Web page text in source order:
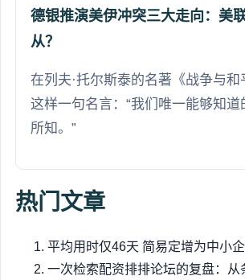
德银推演美伊冲突三大走向：美
从？
在列夫·托尔斯泰的名著《战争与和
这样一句名言：“我们唯一能够知
所知。”
热门文章
平均用时仅46天 简易定增为中小企
一次检索配资排排论坛的复盘：从